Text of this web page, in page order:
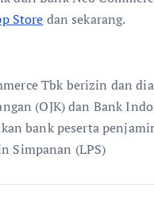
Store dan sekarang.
Tbk berizin dan
(OJK) dan Bank
bank peserta
Simpanan (LPS)